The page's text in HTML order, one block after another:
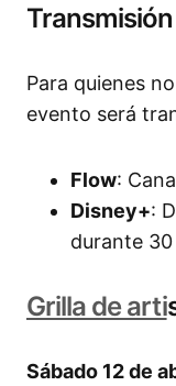
Para quienes
evento será
Flow:
Disney+:
durante 30
Grilla de arti
Sábado 12 de